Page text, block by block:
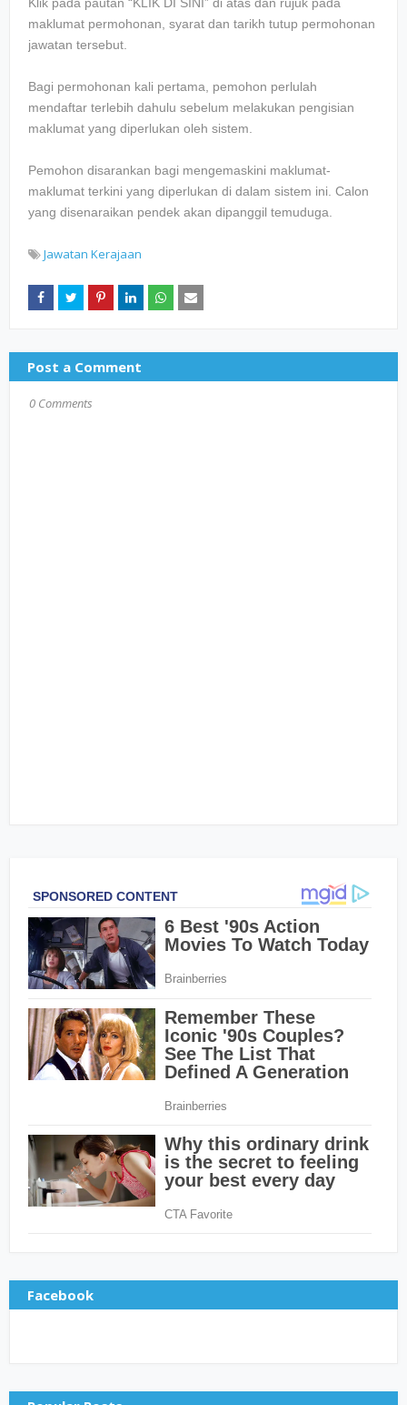
Klik pada pautan “KLIK DI SINI” di atas dan rujuk pada
maklumat permohonan, syarat dan tarikh tutup permohonan
jawatan tersebut.
Bagi permohonan kali pertama, pemohon perlulah
mendaftar terlebih dahulu sebelum melakukan pengisian
maklumat yang diperlukan oleh sistem.
Pemohon disarankan bagi mengemaskini maklumat-
maklumat terkini yang diperlukan di dalam sistem ini. Calon
yang disenaraikan pendek akan dipanggil temuduga.
Jawatan Kerajaan
Post a Comment
0 Comments
Facebook